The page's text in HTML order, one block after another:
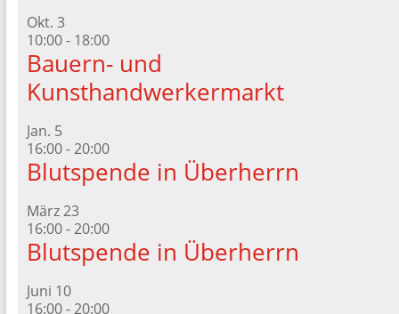
Okt. 3
10:00- 18:00
Bauern- und
Kunsthandwerkermarkt
Jan. 5
16:00-20:00
Blutspende in Überherrn
März23
16:00-20:00
Blutspende in Überherrn
Juni 10
16:00-20:00